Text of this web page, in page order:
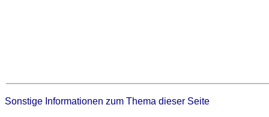
Sonstige Informationen zum Thema dieser Seite